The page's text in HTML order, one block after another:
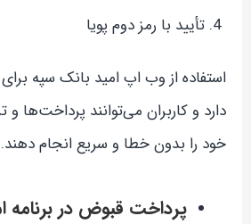
تأیید با رمز دوم پویا
استفاده از وب اپ امید بانک سپه
دارد و کاربران می‌توانند پرداخت‌ها و
خود را بدون خطا و سریع انجام دهند.
پرداخت قبوض در برنامه